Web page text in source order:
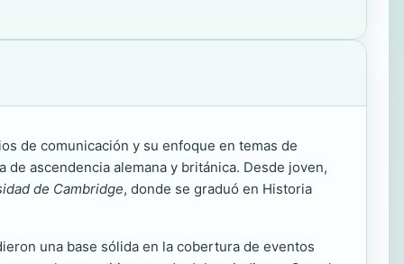
de comunicación y su enfoque en temas de
ascendencia alemana y británica. Desde joven,
de Cambridge, donde se graduó en Historia
una base sólida en la cobertura de eventos